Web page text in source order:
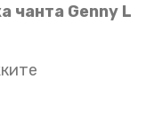
чанта Genny L